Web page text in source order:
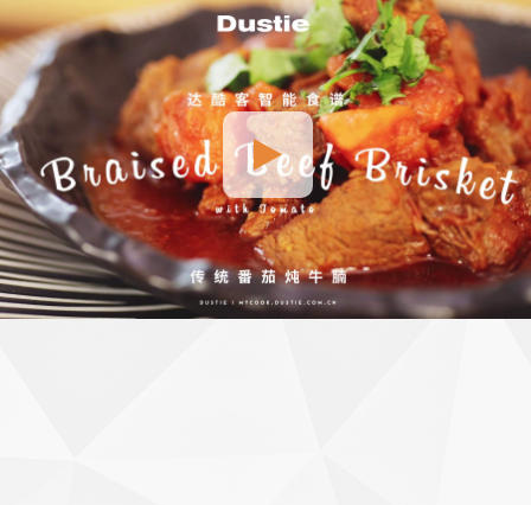
00:00 00:00
HD
烧牛腩 番茄烧牛腩
番茄烧牛腩